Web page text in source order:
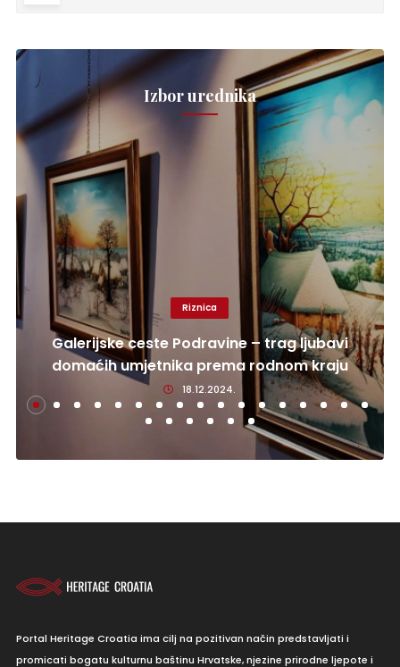
Izbor urednika
Riznica
Galerijske ceste Podravine – trag ljubavi
domaćih umjetnika prema rodnom kraju
18.12.2024.
Portal Heritage Croatia ima cilj na pozitivan način predstavljati i
promicati bogatu kulturnu baštinu Hrvatske, njezine prirodne ljepote i